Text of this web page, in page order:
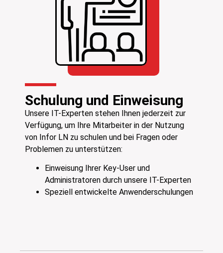
Schulung und Einweisung
Unsere IT-Experten stehen Ihnen jederzeit zur
Verfügung, um Ihre Mitarbeiter in der Nutzung
von Infor LN zu schulen und bei Fragen oder
Problemen zu unterstützen:
Einweisung Ihrer Key-User und
Administratoren durch unsere IT-Experten
Speziell entwickelte Anwenderschulungen